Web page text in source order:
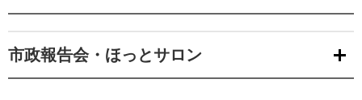
市政報告会・ほっとサロン